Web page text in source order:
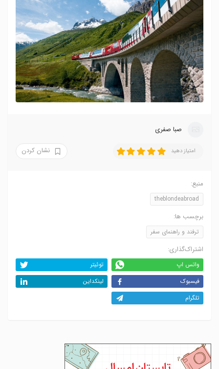
صبا صفری
امتیاز دهید نشان کردن
منبع:
theblondeabroad
برچسب ها:
ترفند و راهنمای سفر
اشتراک‌گذاری:
واتس اپ
توئیتر
فیسبوک
لینکداین
تلگرام